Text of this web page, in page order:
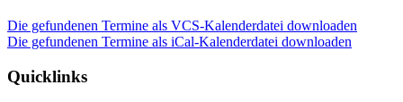
Die gefundenen Termine als VCS-Kalenderdatei downloaden
Die gefundenen Termine als iCal-Kalenderdatei downloaden
Quicklinks